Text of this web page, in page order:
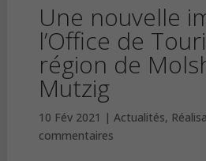
Une nouvelle
l’Office de
région de
Mutzig
10 Fév 2021 Actualités,
commentaires